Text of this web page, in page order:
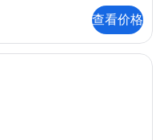
查看价格
羽绒被、客房内保险箱、笔记本电